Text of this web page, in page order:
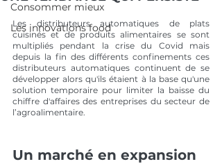
Consommer mieux
Les innovations food
Les distributeurs automatiques de plats
cuisinés et de produits alimentaires se sont
multipliés pendant la crise du Covid mais
depuis la fin des différents confinements ces
distributeurs automatiques continuent de se
développer alors qu'ils étaient à la base qu'une
solution temporaire pour limiter la baisse du
chiffre d'affaires des entreprises du secteur de
l’agroalimentaire.
Un marché en expansion